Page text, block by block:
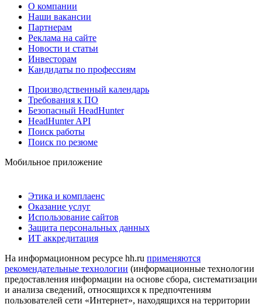
О компании
Наши вакансии
Партнерам
Реклама на сайте
Новости и статьи
Инвесторам
Кандидаты по профессиям
Производственный календарь
Требования к ПО
Безопасный HeadHunter
HeadHunter API
Поиск работы
Поиск по резюме
Мобильное приложение
Этика и комплаенс
Оказание услуг
Использование сайтов
Защита персональных данных
ИТ аккредитация
На информационном ресурсе hh.ru применяются
рекомендательные технологии (информационные технологии
предоставления информации на основе сбора, систематизации
и анализа сведений, относящихся к предпочтениям
пользователей сети «Интернет», находящихся на территории